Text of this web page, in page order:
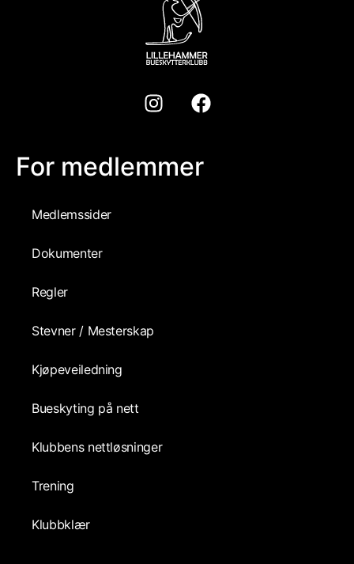
For medlemmer
Medlemssider
Dokumenter
Regler
Stevner / Mesterskap
Kjøpeveiledning
Bueskyting på nett
Klubbens nettløsninger
Trening
Klubbklær